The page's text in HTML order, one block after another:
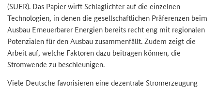
(SUER). Das Papier wirft Schlaglichter auf die einzelnen
Technologien, in denen die gesellschaftlichen Präferenzen beim
Ausbau Erneuerbarer Energien bereits recht eng mit regionalen
Potenzialen für den Ausbau zusammenfällt. Zudem zeigt die
Arbeit auf, welche Faktoren dazu beitragen können, die
Stromwende zu beschleunigen.
Viele Deutsche favorisieren eine dezentrale Stromerzeugung